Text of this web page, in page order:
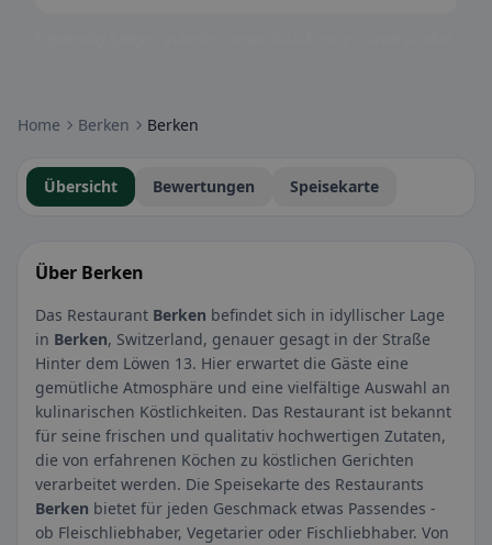
Home Berken Berken
Übersicht Bewertungen Speisekarte
Über Berken
Das Restaurant Berken befindet sich in idyllischer Lage
in Berken, Switzerland, genauer gesagt in der Straße
Hinter dem Löwen 13. Hier erwartet die Gäste eine
gemütliche Atmosphäre und eine vielfältige Auswahl an
kulinarischen Köstlichkeiten. Das Restaurant ist bekannt
für seine frischen und qualitativ hochwertigen Zutaten,
die von erfahrenen Köchen zu köstlichen Gerichten
verarbeitet werden. Die Speisekarte des Restaurants
Berken bietet für jeden Geschmack etwas Passendes -
ob Fleischliebhaber, Vegetarier oder Fischliebhaber. Von